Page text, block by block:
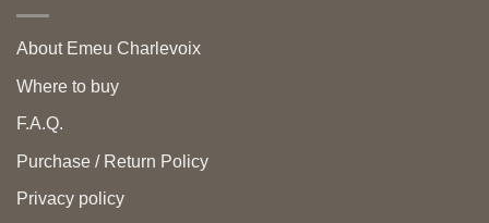
About Emeu Charlevoix
Where to buy
F.A.Q.
Purchase / Return Policy
Privacy policy